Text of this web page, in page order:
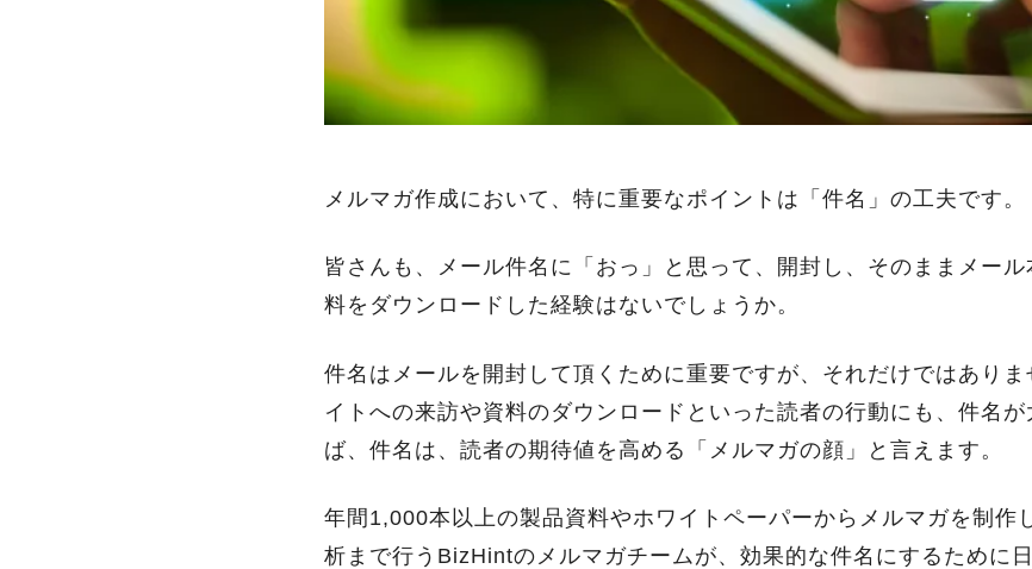
メルマガ作成において、特に重要なポイントは「件名」の工夫です。
皆さんも、メール件名に「おっ」と思って、開封し、そのままメール
料をダウンロードした経験はないでしょうか。
件名はメールを開封して頂くために重要ですが、それだけではあり
イトへの来訪や資料のダウンロードといった読者の行動にも、件名
ば、件名は、読者の期待値を高める「メルマガの顔」と言えます。
年間1,000本以上の製品資料やホワイトペーパーからメルマガを制作
析まで行うBizHintのメルマガチームが、効果的な件名にするために